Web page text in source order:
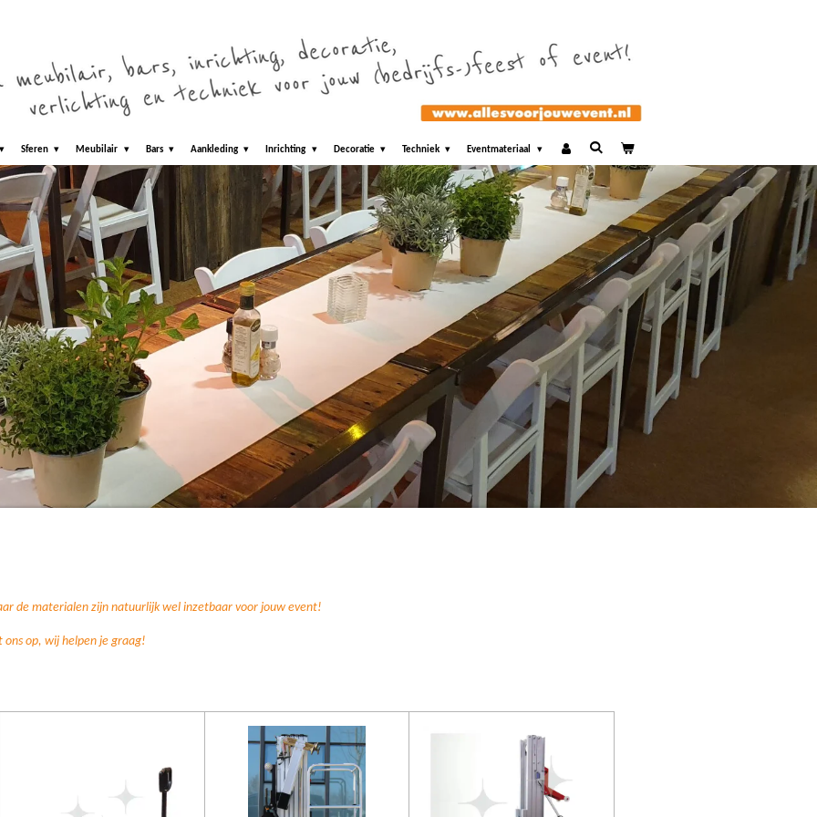
Sferen Meubilair Bars Aankleding Inrichting Decoratie Techniek Eventmateriaal
de materialen zijn natuurlijk wel inzetbaar voor jouw event!
op, wij helpen je graag!